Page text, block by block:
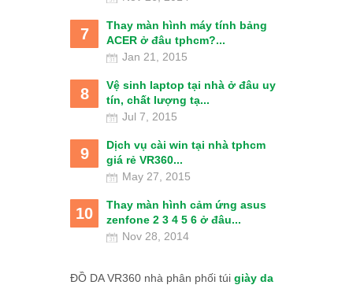
7
Thay màn hình máy tính bảng
ACER ở đâu tphcm?...
Jan 21, 2015
8
Vệ sinh laptop tại nhà ở đâu uy
tín, chất lượng tạ...
Jul 7, 2015
9
Dịch vụ cài win tại nhà tphcm
giá rẻ VR360...
May 27, 2015
10
Thay màn hình cảm ứng asus
zenfone 2 3 4 5 6 ở đâu...
Nov 28, 2014
ĐỒ DA VR360 nhà phân phối túi giày da